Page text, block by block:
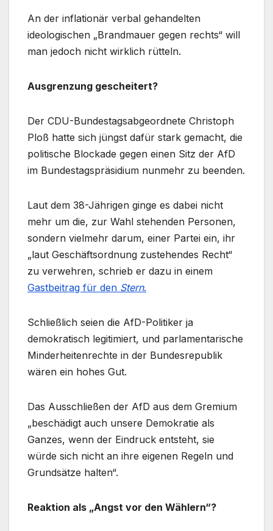
An der inflationär verbal gehandelten
ideologischen „Brandmauer gegen rechts“ will
man jedoch nicht wirklich rütteln.
Ausgrenzung gescheitert?
Der CDU-Bundestagsabgeordnete Christoph
Ploß hatte sich jüngst dafür stark gemacht, die
politische Blockade gegen einen Sitz der AfD
im Bundestagspräsidium nunmehr zu beenden.
Laut dem 38-Jährigen ginge es dabei nicht
mehr um die, zur Wahl stehenden Personen,
sondern vielmehr darum, einer Partei ein, ihr
„laut Geschäftsordnung zustehendes Recht“
zu verwehren, schrieb er dazu in einem
Gastbeitrag für den Stern.
Schließlich seien die AfD-Politiker ja
demokratisch legitimiert, und parlamentarische
Minderheitenrechte in der Bundesrepublik
wären ein hohes Gut.
Das Ausschließen der AfD aus dem Gremium
„beschädigt auch unsere Demokratie als
Ganzes, wenn der Eindruck entsteht, sie
würde sich nicht an ihre eigenen Regeln und
Grundsätze halten“.
Reaktion als „Angst vor den Wählern“?